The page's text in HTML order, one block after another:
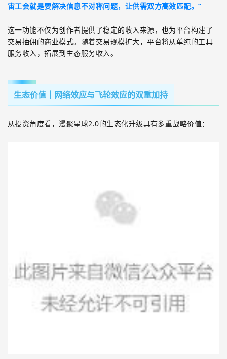
宙工会就是要解决信息不对称问题，让供需双方高效匹配。”
这一功能不仅为创作者提供了稳定的收入来源，也为平台构建了
交易抽佣的商业模式。随着交易规模扩大，平台将从单纯的工具
服务收入，拓展到生态服务收入。
生态价值｜网络效应与飞轮效应的双重加持
从投资角度看，漫聚星球2.0的生态化升级具有多重战略价值：